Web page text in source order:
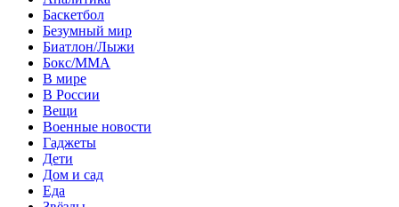
Баскетбол
Безумный мир
Биатлон/Лыжи
Бокс/MMA
В мире
В России
Вещи
Военные новости
Гаджеты
Дети
Дом и сад
Еда